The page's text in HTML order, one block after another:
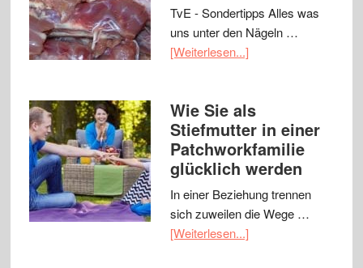
TvE - Sondertipps Alles was
uns unter den Nägeln …
[Weiterlesen...]
Wie Sie als
Stiefmutter in einer
Patchworkfamilie
glücklich werden
In einer Beziehung trennen
sich zuweilen die Wege …
[Weiterlesen...]